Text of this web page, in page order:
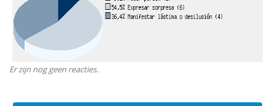
Er zijn nog geen reacties.